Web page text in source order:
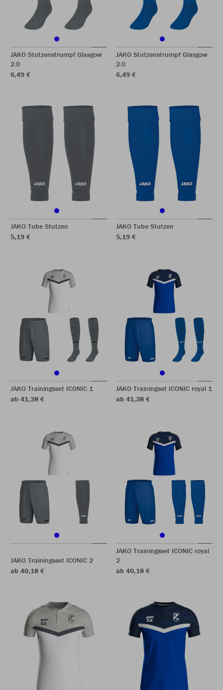
JAKO Stutzenstrumpf Glasgow
2.0
6,49 €
JAKO Stutzenstrumpf Glasgow
2.0
6,49 €
JAKO Tube Stutzen
5,19 €
JAKO Tube Stutzen
5,19 €
JAKO Trainingsset ICONIC 1
ab 41,38 €
JAKO Trainingset ICONIC royal 1
ab 41,38 €
JAKO Trainingsset ICONIC 2
ab 40,18 €
JAKO Trainingsset ICONIC royal
2
ab 40,18 €